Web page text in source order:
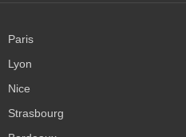
Paris
Lyon
Nice
Strasbourg